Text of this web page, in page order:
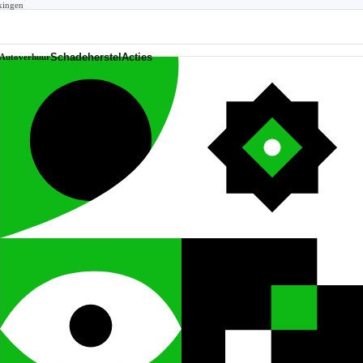
AutoverhuurSchadeherstelActies